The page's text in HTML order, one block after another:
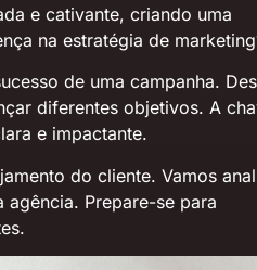
e cativante, criando uma
na estratégia de
de uma campanha.
diferentes objetivos. A
e impactante.
do cliente. Vamos
Prepare-se para